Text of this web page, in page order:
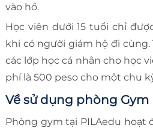
vào hồ.
Học viên dưới 15 tuổi chỉ
khi có người giám hộ đi
các lớp học cá nhân cho học
phí là 500 peso cho một chu
Về sử dụng phòng Gym
Phòng gym tại PILAedu hoạt